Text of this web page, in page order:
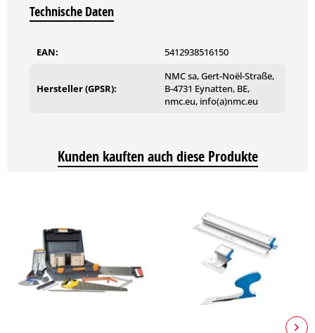
Technische Daten
EAN: 5412938516150
Hersteller (GPSR):
NMC sa, Gert-Noël-Straße,
B-4731 Eynatten, BE,
nmc.eu, info(a)nmc.eu
Kunden kauften auch diese Produkte